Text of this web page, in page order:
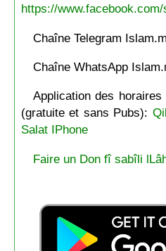
https://
Chaîne Telegram
Chaîne WhatsApp
Application des
(gratuite et sans Pubs):
Salat IPhone
Faire un Don fî sabîli